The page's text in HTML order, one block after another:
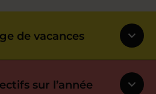
de vacances
sur l’année